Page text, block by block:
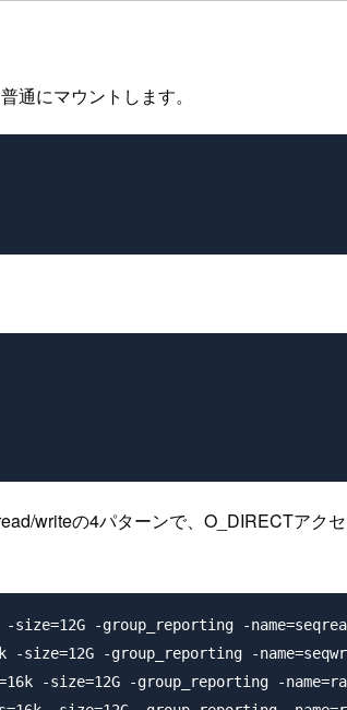
通にマウントします。
writeの4パターンで、O_DIRECTアク
-group_reporting -
-group_reporting -
-group_reporting -